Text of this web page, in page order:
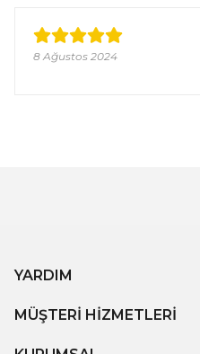
8 Ağustos 2024
YARDIM
MÜŞTERİ HİZMETLERİ